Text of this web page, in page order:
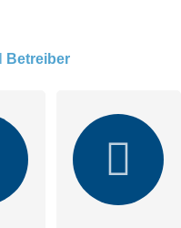
Betreiber